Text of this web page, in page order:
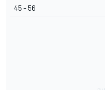
45 - 56